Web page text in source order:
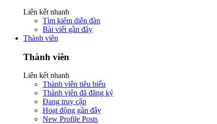
Liên kết nhanh
Tìm kiếm diễn đàn
Bài viết gần đây
Thành viên
Thành viên
Liên kết nhanh
Thành viên tiêu biểu
Thành viên đã đăng ký
Đang truy cập
Hoạt động gần đây
New Profile Posts